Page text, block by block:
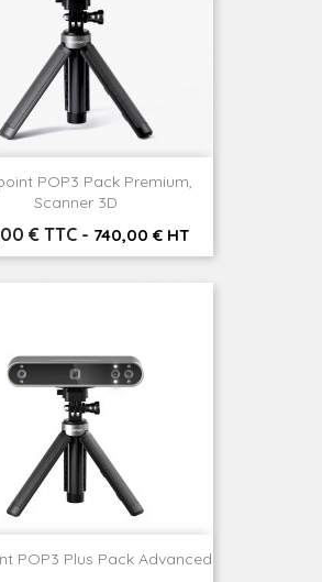
POP3 Pack Premium,
Scanner 3D
€ TTC - 740,00 € HT
POP3 Plus Pack Advanced